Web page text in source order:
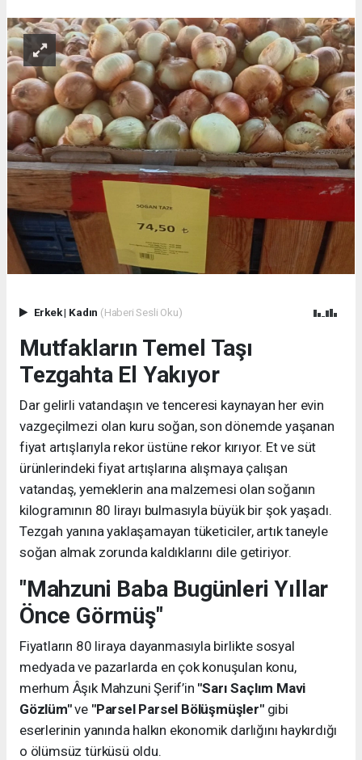
Erkek| Kadın (Haberi Sesli Oku)
Mutfakların Temel Taşı
Tezgahta El Yakıyor
Dar gelirli vatandaşın ve tenceresi kaynayan her evin
vazgeçilmezi olan kuru soğan, son dönemde yaşanan
fiyat artışlarıyla rekor üstüne rekor kırıyor. Et ve süt
ürünlerindeki fiyat artışlarına alışmaya çalışan
vatandaş, yemeklerin ana malzemesi olan soğanın
kilogramının 80 lirayı bulmasıyla büyük bir şok yaşadı.
Tezgah yanına yaklaşamayan tüketiciler, artık taneyle
soğan almak zorunda kaldıklarını dile getiriyor.
"Mahzuni Baba Bugünleri Yıllar
Önce Görmüş"
Fiyatların 80 liraya dayanmasıyla birlikte sosyal
medyada ve pazarlarda en çok konuşulan konu,
merhum Âşık Mahzuni Şerif’in "Sarı Saçlım Mavi
Gözlüm"ve "Parsel Parsel Bölüşmüşler"gibi
eserlerinin yanında halkın ekonomik darlığını haykırdığı
o ölümsüz türküsü oldu.